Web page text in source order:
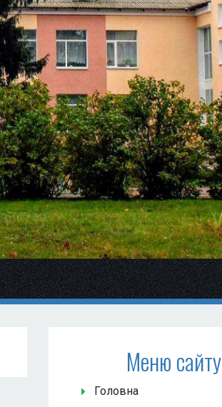
Меню сайту
Головна